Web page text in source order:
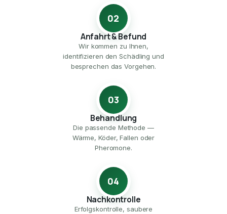
02
Anfahrt & Befund
Wir kommen zu Ihnen,
identifizieren den Schädling und
besprechen das Vorgehen.
03
Behandlung
Die passende Methode —
Wärme, Köder, Fallen oder
Pheromone.
04
Nachkontrolle
Erfolgskontrolle, saubere